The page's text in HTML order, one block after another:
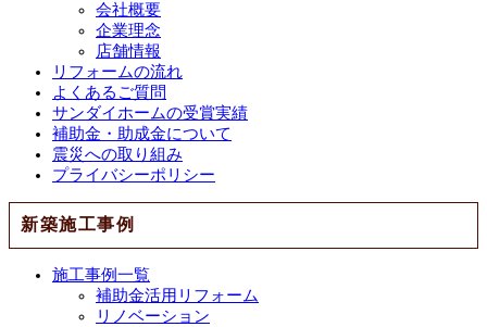
会社概要
企業理念
店舗情報
リフォームの流れ
よくあるご質問
サンダイホームの受賞実績
補助金・助成金について
震災への取り組み
プライバシーポリシー
新築施工事例
施工事例一覧
補助金活用リフォーム
リノベーション